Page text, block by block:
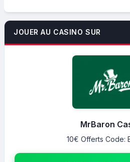
JOUER AU CASINO SUR
MrBaron
10€ Offerts Code: